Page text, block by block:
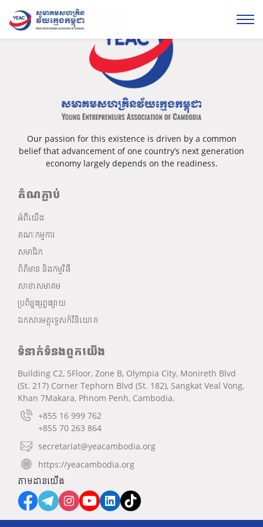
Our passion for this existence is driven by a common
belief that advancement of one country’s next generation
economy largely depends on the readiness.
តំណភ្ជាប់
អំពីយើង
គណៈកម្មការ
សមាជិក
ព័ត៌មាន និងកម្មវិធី
សាខាសមាគម
ប្រព័ន្ធផ្សព្វផ្សាយ
ឯកសារមគ្គុទ្ទេសក៍វិនិយោគ
ទំនាក់ទំនងពួកយើង
Building C2, 5Floor, Zone B, Olympia City, Monireth Blvd
(St. 217) Corner Tephorn Blvd (St. 182), Sangkat Veal Vong,
Khan 7Makara, Phnom Penh, Cambodia.
+855 16 999 762
+855 70 263 864
secretariat@yeacambodia.org
https://yeacambodia.org
តាមដានយើង